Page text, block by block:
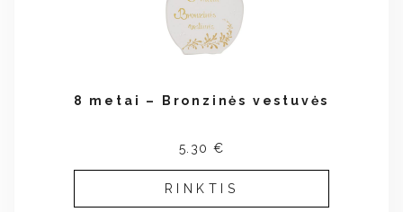
8 metai – Bronzinės vestuvės
5.30 €
RINKTIS